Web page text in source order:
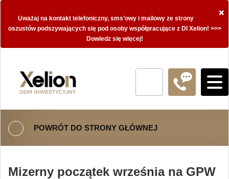
×
Uważaj na kontakt telefoniczny, sms’owy i mailowy ze strony
oszustów podszywających się pod osoby współpracujące z DI Xelion! >>>
Dowiedz się więcej!
POWRÓT DO STRONY GŁÓWNEJ
Mizerny początek września na GPW